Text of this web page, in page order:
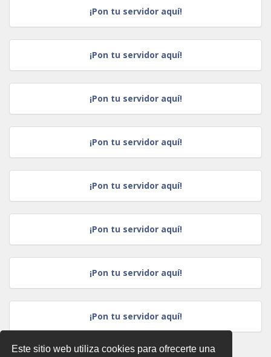
Este sitio web utiliza cookies para ofrecerte una
¡Pon tu servidor aquí!
¡Pon tu servidor aquí!
¡Pon tu servidor aquí!
¡Pon tu servidor aquí!
¡Pon tu servidor aquí!
¡Pon tu servidor aquí!
¡Pon tu servidor aquí!
¡Pon tu servidor aquí!